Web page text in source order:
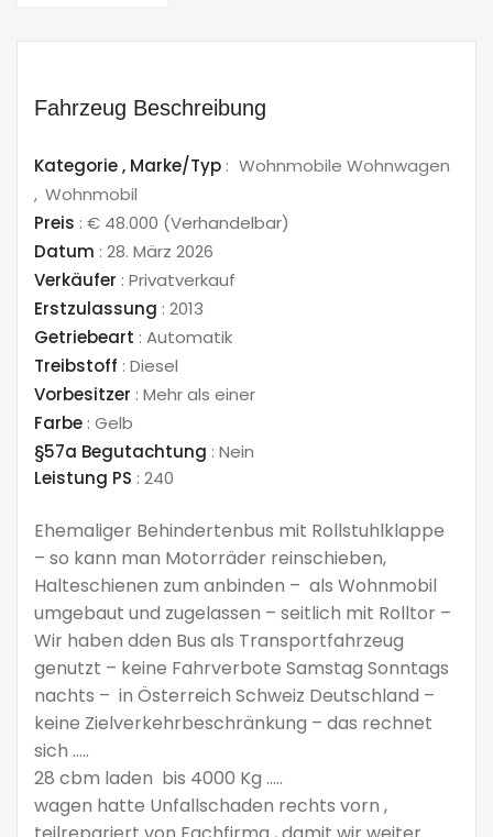
Fahrzeug Beschreibung
Kategorie , Marke/Typ : Wohnmobile Wohnwagen
Wohnmobil
Preis : € 48.000 (Verhandelbar)
Datum : 28. März 2026
Verkäufer : Privatverkauf
Erstzulassung : 2013
Getriebeart : Automatik
Treibstoff : Diesel
Vorbesitzer : Mehr als einer
Farbe : Gelb
§57a Begutachtung : Nein
Leistung PS : 240
Ehemaliger Behindertenbus mit Rollstuhlklappe
– so kann man Motorräder reinschieben,
Halteschienen zum anbinden – als Wohnmobil
umgebaut und zugelassen – seitlich mit Rolltor –
Wir haben dden Bus als Transportfahrzeug
genutzt – keine Fahrverbote Samstag Sonntags
nachts – in Österreich Schweiz Deutschland –
keine Zielverkehrbeschränkung – das rechnet
sich …..
28 cbm laden bis 4000 Kg …..
wagen hatte Unfallschaden rechts vorn ,